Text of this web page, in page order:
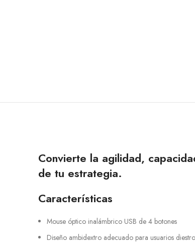
Convierte la agilidad,
de tu estrategia.
Características
Mouse óptico inalámbrico USB de 4 botones
Diseño ambidextro adecuado para usuarios